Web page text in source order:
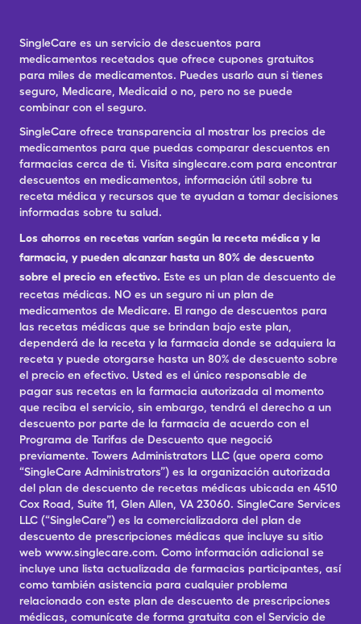
SingleCare es un servicio de descuentos para
medicamentos recetados que ofrece cupones gratuitos
para miles de medicamentos. Puedes usarlo aun si tienes
seguro, Medicare, Medicaid o no, pero no se puede
combinar con el seguro.
SingleCare ofrece transparencia al mostrar los precios de
medicamentos para que puedas comparar descuentos en
farmacias cerca de ti. Visita singlecare.com para encontrar
descuentos en medicamentos, información útil sobre tu
receta médica y recursos que te ayudan a tomar decisiones
informadas sobre tu salud.
Los ahorros en recetas varían según la receta médica y la
farmacia, y pueden alcanzar hasta un 80% de descuento
sobre el precio en efectivo. Este es un plan de descuento de
recetas médicas. NO es un seguro ni un plan de
medicamentos de Medicare. El rango de descuentos para
las recetas médicas que se brindan bajo este plan,
dependerá de la receta y la farmacia donde se adquiera la
receta y puede otorgarse hasta un 80% de descuento sobre
el precio en efectivo. Usted es el único responsable de
pagar sus recetas en la farmacia autorizada al momento
que reciba el servicio, sin embargo, tendrá el derecho a un
descuento por parte de la farmacia de acuerdo con el
Programa de Tarifas de Descuento que negoció
previamente. Towers Administrators LLC (que opera como
“SingleCare Administrators”) es la organización autorizada
del plan de descuento de recetas médicas ubicada en 4510
Cox Road, Suite 11, Glen Allen, VA 23060. SingleCare Services
LLC (“SingleCare”) es la comercializadora del plan de
descuento de prescripciones médicas que incluye su sitio
web www.singlecare.com. Como información adicional se
incluye una lista actualizada de farmacias participantes, así
como también asistencia para cualquier problema
relacionado con este plan de descuento de prescripciones
médicas, comunícate de forma gratuita con el Servicio de